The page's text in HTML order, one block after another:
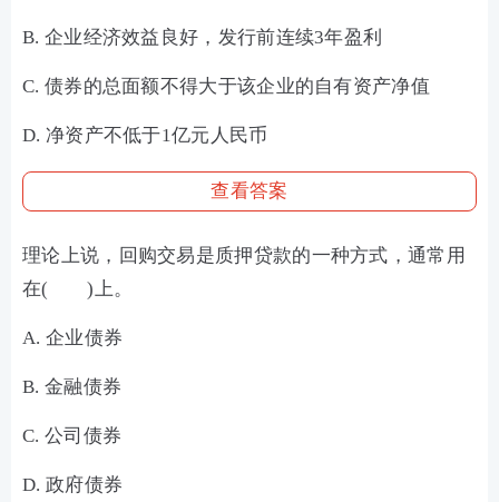
B. 企业经济效益良好，发行前连续3年盈利
C. 债券的总面额不得大于该企业的自有资产净值
D. 净资产不低于1亿元人民币
查看答案
理论上说，回购交易是质押贷款的一种方式，通常用
在( )上。
A. 企业债券
B. 金融债券
C. 公司债券
D. 政府债券